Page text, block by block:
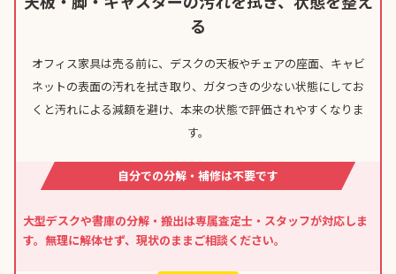
る
オフィス家具は売る前に、デスクの天板やチェアの座面、キャビ
ネットの表面の汚れを拭き取り、ガタつきの少ない状態にしてお
くと汚れによる減額を避け、本来の状態で評価されやすくなりま
す。
自分での分解・補修は不要です
大型デスクや書庫の分解・搬出は専属査定士・スタッフが対応しま
す。無理に解体せず、現状のままご相談ください。